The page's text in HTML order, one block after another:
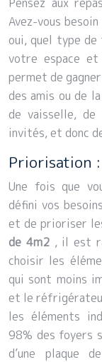
Avez-vous
oui, quel type
votre espace
permet de
des amis ou de
de vaisselle,
invités, et donc
Priorisation
Une fois que
défini vos
et de prioriser
de 4m2 , il est
choisir les
qui sont moins
et le
les éléments
98% des foyers
d’une plaque